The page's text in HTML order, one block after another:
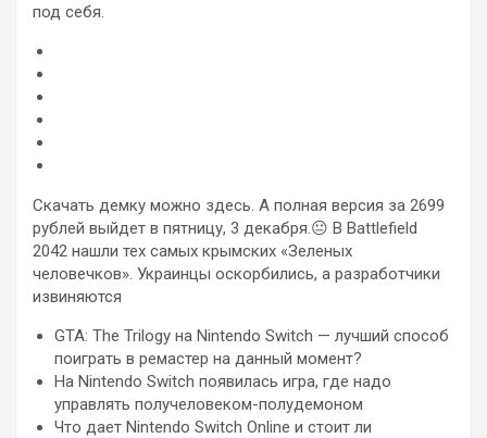
под себя.
Скачать демку можно здесь. А полная версия за 2699
рублей выйдет в пятницу, 3 декабря.😐 В Battlefield
2042 нашли тех самых крымских «Зеленых
человечков». Украинцы оскорбились, а разработчики
извиняются
GTA: The Trilogy на Nintendo Switch — лучший способ
поиграть в ремастер на данный момент?
На Nintendo Switch появилась игра, где надо
управлять получеловеком-полудемоном
Что дает Nintendo Switch Online и стоит ли